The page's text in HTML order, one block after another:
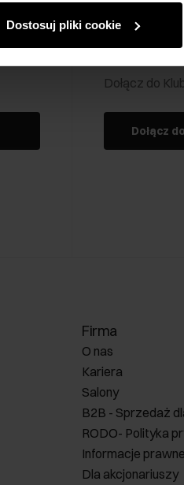
Dostosuj pliki cookie
Klub
Dołącz do
Dołącz
Firma
O nas
Kariera
Salony
B2B - Sprzedaż
RODO- Polityka
Informacje prawne
Dla akcjonariuszy